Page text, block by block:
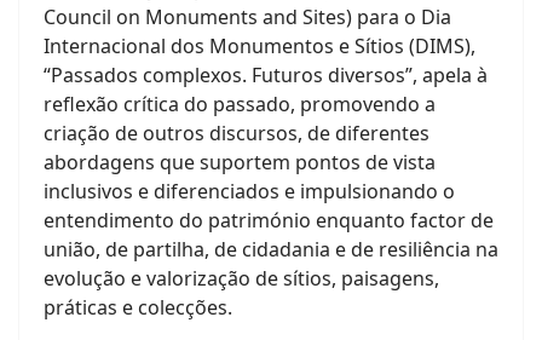
Council on Monuments and Sites) para o Dia
Internacional dos Monumentos e Sítios (DIMS),
“Passados complexos. Futuros diversos”, apela à
reflexão crítica do passado, promovendo a
criação de outros discursos, de diferentes
abordagens que suportem pontos de vista
inclusivos e diferenciados e impulsionando o
entendimento do património enquanto factor de
união, de partilha, de cidadania e de resiliência na
evolução e valorização de sítios, paisagens,
práticas e colecções.